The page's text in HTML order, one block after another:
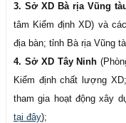
3. Sở XD Bà rịa Vũng
tâm Kiểm định XD) và
địa bàn; tỉnh Bà rịa Vũng
4. Sở XD Tây Ninh
Kiểm định chất lượng
tham gia hoạt động xây
tại đây);